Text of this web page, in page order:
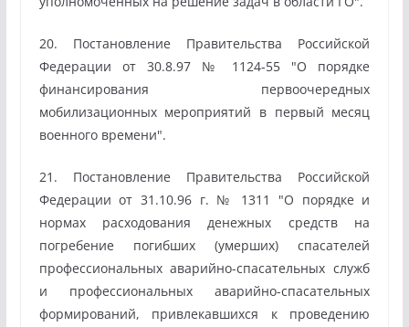
20. Постановление Правительства Российской
Федерации от 30.8.97 № 1124-55 "О порядке
финансирования первоочередных
мобилизационных мероприятий в первый месяц
военного времени".
21. Постановление Правительства Российской
Федерации от 31.10.96 г. № 1311 "О порядке и
нормах расходования денежных средств на
погребение погибших (умерших) спасателей
профессиональных аварийно-спасательных служб
и профессиональных аварийно-спасательных
формирований, привлекавшихся к проведению